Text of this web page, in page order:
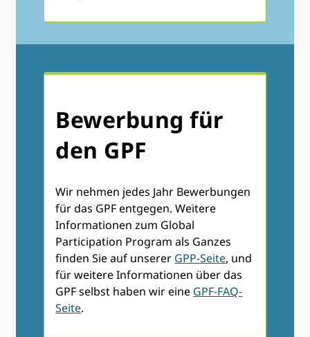
Bewerbung für
den GPF
Wir nehmen jedes Jahr Bewerbungen
für das GPF entgegen. Weitere
Informationen zum Global
Participation Program als Ganzes
finden Sie auf unserer GPP-Seite, und
für weitere Informationen über das
GPF selbst haben wir eine GPF-FAQ-
Seite.